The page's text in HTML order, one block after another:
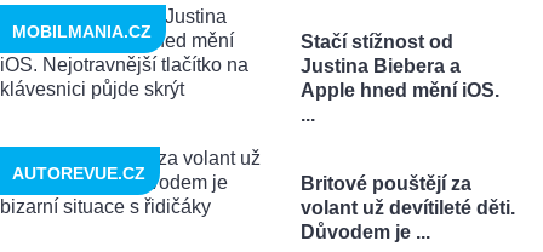
Stačí stížnost od
Justina Biebera a
Apple hned mění iOS.
...
MOBILMANIA.CZ
Britové pouštějí za
volant už devítileté děti.
Důvodem je ...
AUTOREVUE.CZ